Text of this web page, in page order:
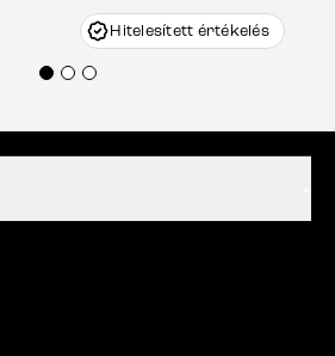
jártak el az ügyemben.
tudom a Delife
Hitelesített értékelés